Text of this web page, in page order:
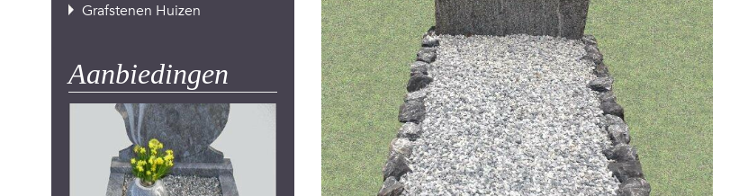
Grafstenen Huizen
Aanbiedingen